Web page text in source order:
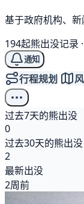
基于政府机构、新
194起熊出没记录 ·
通知
行程规划
过去7天的熊出没
0
过去30天的熊出没
2
最新出没
2周前